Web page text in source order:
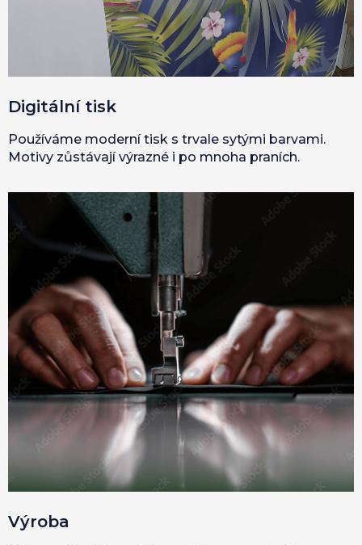
Digitální tisk
Používáme moderní tisk s trvale sytými barvami.
Motivy zůstávají výrazné i po mnoha praních.
Výroba